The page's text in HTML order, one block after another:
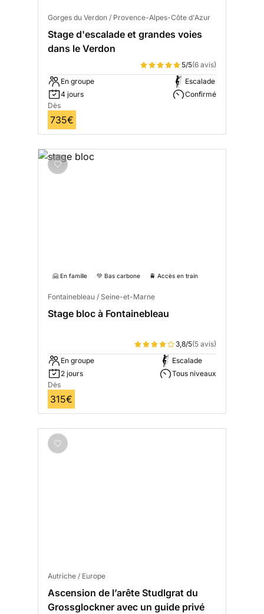
Gorges du Verdon / Provence-Alpes-Côte d'Azur
Stage d'escalade et grandes voies
dans le Verdon
5/5(6 avis)
En groupe
4 jours
Escalade
Confirmé
Dès
735€
🤗 En famille 💚 Bas carbone 🚆 Accès en train
Fontainebleau / Seine-et-Marne
Stage bloc à Fontainebleau
3,8/5(5 avis)
En groupe
2 jours
Escalade
Tous niveaux
Dès
315€
Autriche / Europe
Ascension de l’arête Studlgrat du
Grossglockner avec un guide privé